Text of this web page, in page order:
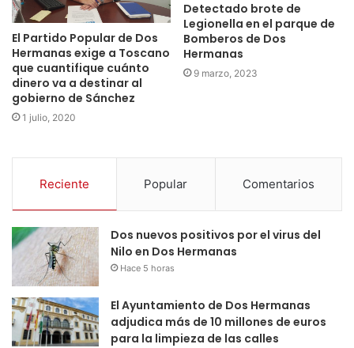
El Partido Popular de Dos
Hermanas exige a Toscano
que cuantifique cuánto
dinero va a destinar al
gobierno de Sánchez
1 julio, 2020
Detectado brote de
Legionella en el parque de
Bomberos de Dos
Hermanas
9 marzo, 2023
Reciente Popular Comentarios
Dos nuevos positivos por el virus del
Nilo en Dos Hermanas
Hace 5 horas
El Ayuntamiento de Dos Hermanas
adjudica más de 10 millones de euros
para la limpieza de las calles